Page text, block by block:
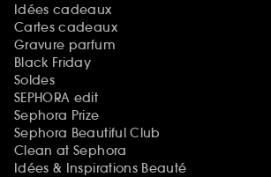
Idées cadeaux
Cartes cadeaux
Gravure parfum
Black Friday
Soldes
SEPHORA edit
Sephora Prize
Sephora Beautiful Club
Clean at Sephora
Idées & Inspirations Beauté